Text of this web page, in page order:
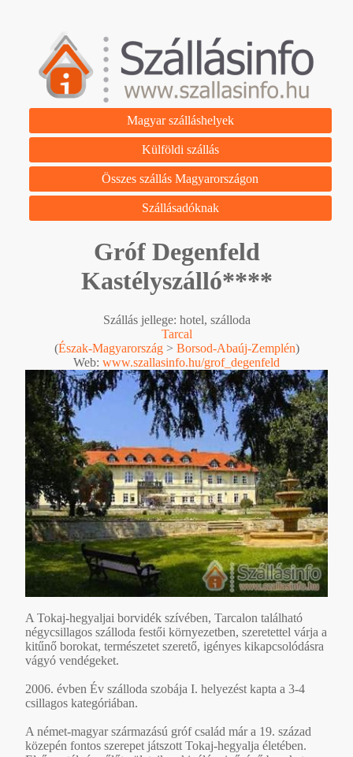
Magyar szálláshelyek
Külföldi szállás
Összes szállás Magyarországon
Szállásadóknak
Gróf Degenfeld
Kastélyszálló****
Szállás jellege: hotel, szálloda
Tarcal
(Észak-Magyarország> Borsod-Abaúj-Zemplén)
Web: www.szallasinfo.hu/grof_degenfeld
A Tokaj-hegyaljai borvidék szívében, Tarcalon található
négycsillagos szálloda festői környezetben, szeretettel várja a
kitűnő borokat, természetet szerető, igényes kikapcsolódásra
vágyó vendégeket.
2006. évben Év szálloda szobája I. helyezést kapta a 3-4
csillagos kategóriában.
A német-magyar származású gróf család már a 19. század
közepén fontos szerepet játszott Tokaj-hegyalja életében.